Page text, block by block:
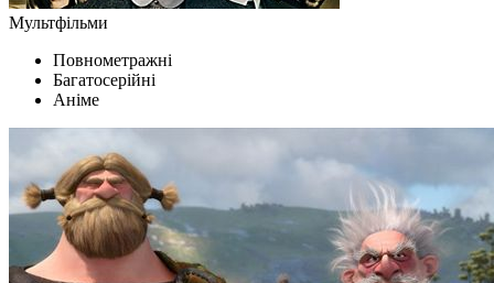
Мультфільми
Повнометражні
Багатосерійні
Аніме